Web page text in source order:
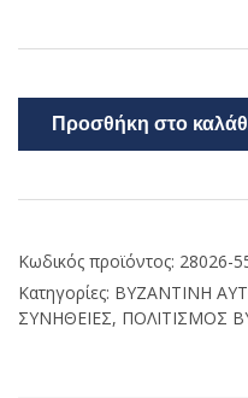
Προσθήκη στο
Κωδικός προϊόντος: 28026-
Κατηγορίες: ΒΥΖΑΝΤΙΝΗ
ΣΥΝΗΘΕΙΕΣ, ΠΟΛΙΤΙΣΜΟΣ